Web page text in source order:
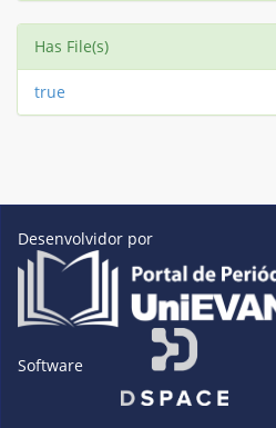
Has File(s)
true
Desenvolvidor por
Software